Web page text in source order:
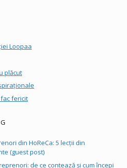
Loopaa
plăcut
fericit
din HoReCa: 5 lecții din
(guest post)
de ce contează și cum începi